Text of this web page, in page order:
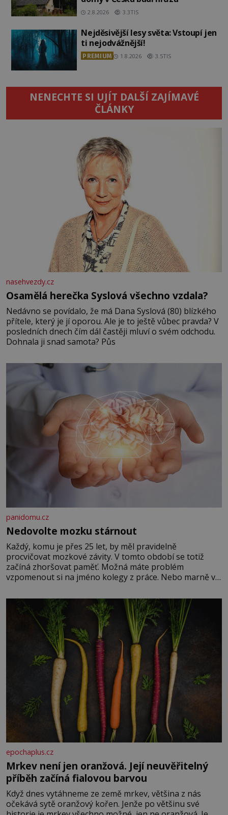
2.8.2026 3.3TIS
Nejděsivější lesy světa: Vstoupí jen
ti nejodvážnější!
PREMIUM 1.8.2026 3.5TIS
NENECHTE SI UJÍT DALŠÍ ZAJÍMAVÉ
ČLÁNKY
nasehvezdy.cz
Osamělá herečka Syslová všechno vzdala?
Nedávno se povídalo, že má Dana Syslová (80) blízkého
přítele, který je jí oporou. Ale je to ještě vůbec pravda? V
posledních dnech čím dál častěji mluví o svém odchodu.
Dohnala ji snad samota? Půs
panidomu.cz
Nedovolte mozku stárnout
Každý, komu je přes 25 let, by měl pravidelně
procvičovat mozkové závity. V tomto období se totiž
začíná zhoršovat paměť. Možná máte problém
vzpomenout si na jméno kolegy z práce. Nebo marně v
Je to opravdu tak, s věkem jako kdyby se paměť
rozhodla stávkovat. Cvičte
epochaplus.cz
Mrkev není jen oranžová. Její neuvěřitelný
příběh začíná fialovou barvou
Když dnes vytáhneme ze země mrkev, většina z nás
očekává sytě oranžový kořen. Jenže po většinu své